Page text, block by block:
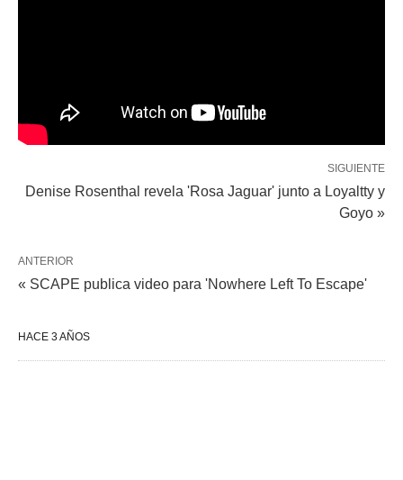
SIGUIENTE
Denise Rosenthal revela 'Rosa Jaguar' junto a Loyaltty y
Goyo »
ANTERIOR
« SCAPE publica video para 'Nowhere Left To Escape'
HACE 3 AÑOS